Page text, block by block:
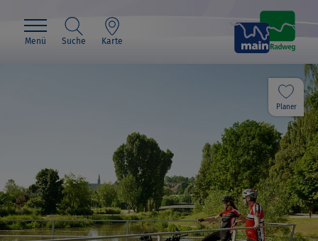
Menü Suche Karte
Planer